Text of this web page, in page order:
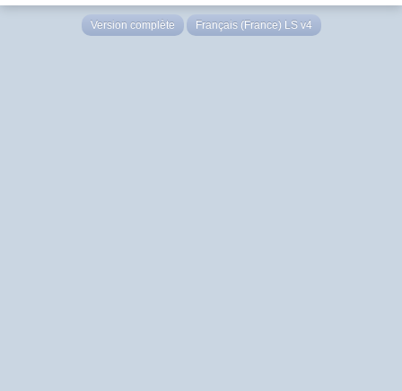
Version complète Français (France) LS v4